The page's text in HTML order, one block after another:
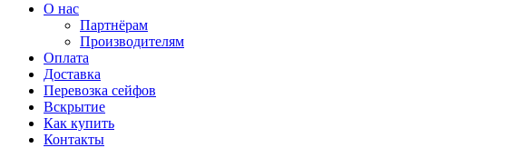
О нас
Партнёрам
Производителям
Оплата
Доставка
Перевозка сейфов
Вскрытие
Как купить
Контакты